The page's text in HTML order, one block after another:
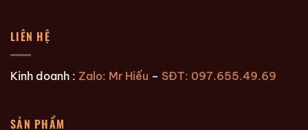
LIÊN HỆ
Kinh doanh : Zalo: Mr Hiếu – SĐT: 097.655.49.69
SẢN PHẨM